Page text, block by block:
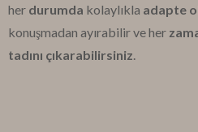
her durumda kolaylıkla adapte
konuşmadan ayırabilir ve her
tadını çıkarabilirsiniz.